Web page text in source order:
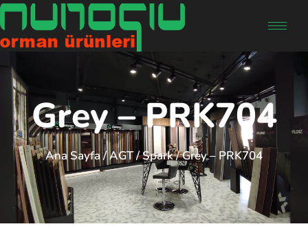
Grey – PRK704
Ana Sayfa/AGT/Spark/ Grey – PRK704